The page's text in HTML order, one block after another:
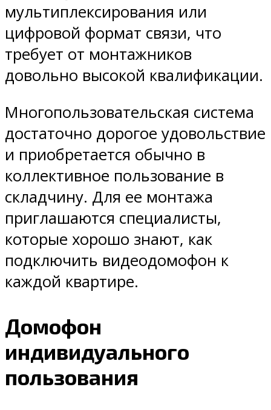
мультиплексирования или
цифровой формат связи, что
требует от монтажников
довольно высокой квалификации.
Многопользовательская система
достаточно дорогое удовольствие
и приобретается обычно в
коллективное пользование в
складчину. Для ее монтажа
приглашаются специалисты,
которые хорошо знают, как
подключить видеодомофон к
каждой квартире.
Домофон
индивидуального
пользования